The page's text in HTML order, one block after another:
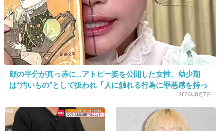
勇足
出典：img.pics.livedoor.com
カサねガサねの神だのみ。
顔の半分が真っ赤に…アトピー姿を公開した女性、幼少期
は“汚いもの”として扱われ「人に触れる行為に罪悪感を持っ
2026年8月7日